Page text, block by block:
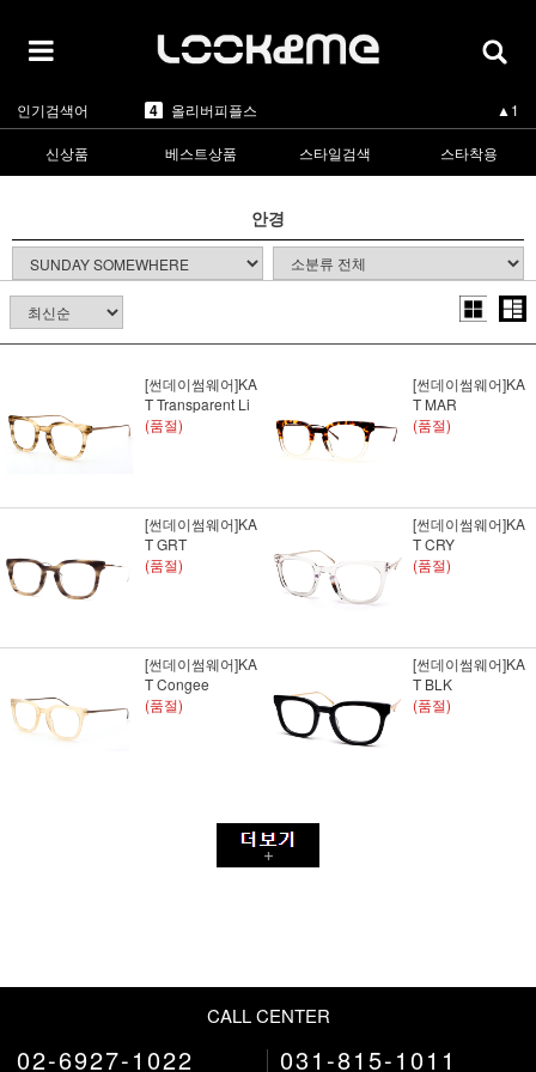
인기검색어
1 라피스센시블레 ▲3
마스카 ▲1
4 올리버피플스 ▲1
5 카렌워커 ▲3
라피스센시블레
신상품 베스트상품 스타일검색 스타착용
안경
[썬데이썸웨어]KA
T Transparent Li
(품절)
[썬데이썸웨어]KA
T MAR
(품절)
[썬데이썸웨어]KA
T GRT
(품절)
[썬데이썸웨어]KA
T CRY
(품절)
[썬데이썸웨어]KA
T Congee
(품절)
[썬데이썸웨어]KA
T BLK
(품절)
CALL CENTER
02-6927-1022 031-815-1011